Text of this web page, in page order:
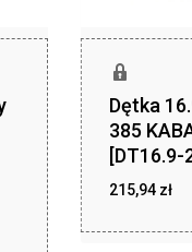
Dętka
385
[DT16.9-
215,94 zł